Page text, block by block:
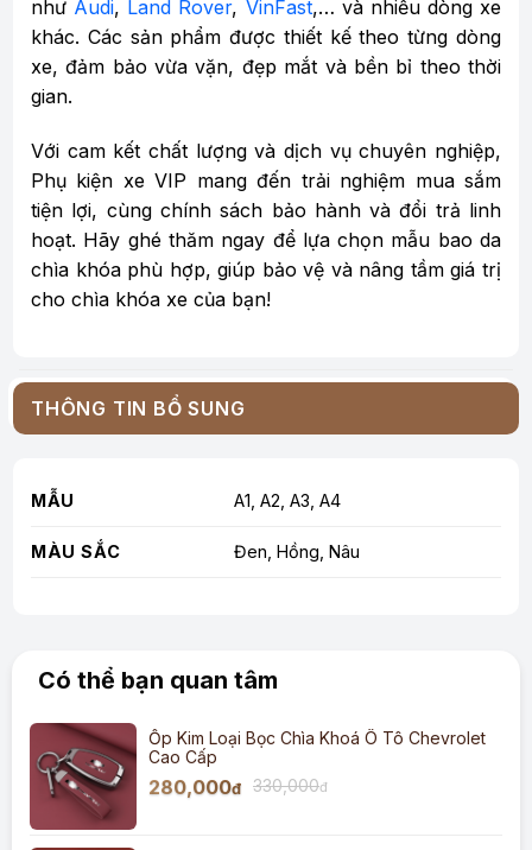
như Audi, Land Rover, VinFast,… và nhiều dòng xe
khác. Các sản phẩm được thiết kế theo từng dòng
xe, đảm bảo vừa vặn, đẹp mắt và bền bỉ theo thời
gian.
Với cam kết chất lượng và dịch vụ chuyên nghiệp,
Phụ kiện xe VIP mang đến trải nghiệm mua sắm
tiện lợi, cùng chính sách bảo hành và đổi trả linh
hoạt. Hãy ghé thăm ngay để lựa chọn mẫu bao da
chìa khóa phù hợp, giúp bảo vệ và nâng tầm giá trị
cho chìa khóa xe của bạn!
THÔNG TIN BỔ SUNG
MẪU A1, A2, A3, A4
MÀU SẮC Đen, Hồng, Nâu
Có thể bạn quan tâm
Ốp Kim Loại Bọc Chìa Khoá Ô Tô Chevrolet
Cao Cấp
280,000đ 330,000đ